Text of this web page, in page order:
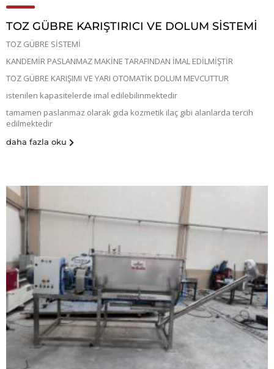
TOZ GÜBRE KARIŞTIRICI VE DOLUM SİSTEMİ
TOZ GÜBRE SİSTEMİ
KANDEMİR PASLANMAZ MAKİNE TARAFINDAN İMAL EDİLMİŞTİR
TOZ GÜBRE KARIŞIMI VE YARI OTOMATİK DOLUM MEVCUTTUR
istenilen kapasitelerde imal edilebilinmektedir
tamamen paslanmaz olarak gıda kozmetik ilaç gibi alanlarda tercih
edilmektedir
daha fazla oku